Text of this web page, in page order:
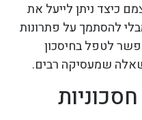
כיצד ניתן לייעל את
להסתמך על פתרונות
לטפל בחיסכון
שמעסיקה רבים.